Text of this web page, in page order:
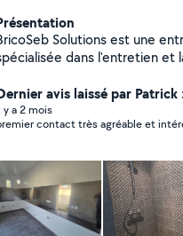
Solutions est une
dans l'entretien et
de prestation
et collectivités
avis laissé par
y a 2 mois
contact très agréable et